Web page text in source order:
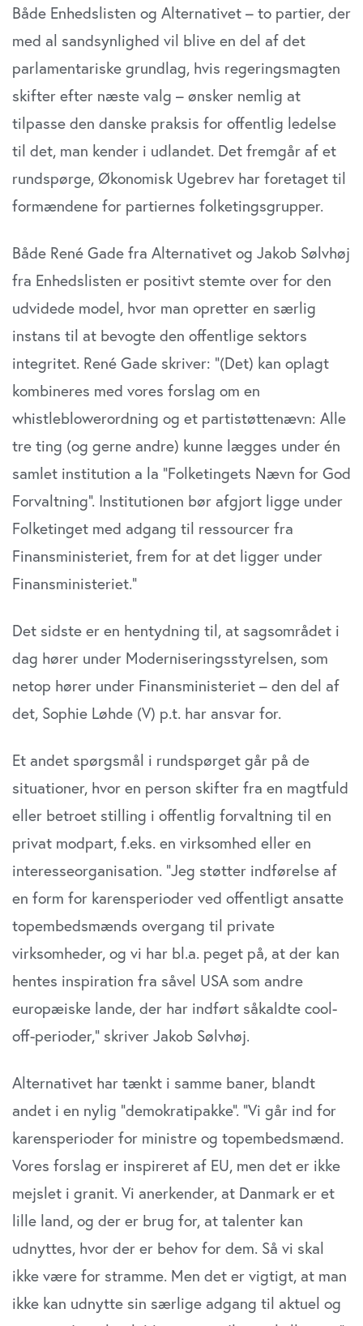
Både Enhedslisten og Alternativet – to partier, der
med al sandsynlighed vil blive en del af det
parlamentariske grundlag, hvis regeringsmagten
skifter efter næste valg – ønsker nemlig at
tilpasse den danske praksis for offentlig ledelse
til det, man kender i udlandet. Det fremgår af et
rundspørge, Økonomisk Ugebrev har foretaget til
formændene for partiernes folketingsgrupper.
Både René Gade fra Alternativet og Jakob Sølvhøj
fra Enhedslisten er positivt stemte over for den
udvidede model, hvor man opretter en særlig
instans til at bevogte den offentlige sektors
integritet. René Gade skriver: ”(Det) kan oplagt
kombineres med vores forslag om en
whistleblowerordning og et partistøttenævn: Alle
tre ting (og gerne andre) kunne lægges under én
samlet institution a la ”Folketingets Nævn for God
Forvaltning”. Institutionen bør afgjort ligge under
Folketinget med adgang til ressourcer fra
Finansministeriet, frem for at det ligger under
Finansministeriet.”
Det sidste er en hentydning til, at sagsområdet i
dag hører under Moderniseringsstyrelsen, som
netop hører under Finansministeriet – den del af
det, Sophie Løhde (V) p.t. har ansvar for.
Et andet spørgsmål i rundspørget går på de
situationer, hvor en person skifter fra en magtfuld
eller betroet stilling i offentlig forvaltning til en
privat modpart, f.eks. en virksomhed eller en
interesseorganisation. ”Jeg støtter indførelse af
en form for karensperioder ved offentligt ansatte
topembedsmænds overgang til private
virksomheder, og vi har bl.a. peget på, at der kan
hentes inspiration fra såvel USA som andre
europæiske lande, der har indført såkaldte cool-
off-perioder,” skriver Jakob Sølvhøj.
Alternativet har tænkt i samme baner, blandt
andet i en nylig ”demokratipakke”. ”Vi går ind for
karensperioder for ministre og topembedsmænd.
Vores forslag er inspireret af EU, men det er ikke
mejslet i granit. Vi anerkender, at Danmark er et
lille land, og der er brug for, at talenter kan
udnyttes, hvor der er behov for dem. Så vi skal
ikke være for stramme. Men det er vigtigt, at man
ikke kan udnytte sin særlige adgang til aktuel og